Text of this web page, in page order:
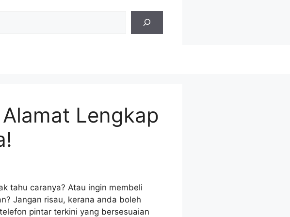
Lengkap
tahu caranya? Atau ingin membeli
Jangan risau, kerana anda boleh
pintar terkini yang bersesuaian